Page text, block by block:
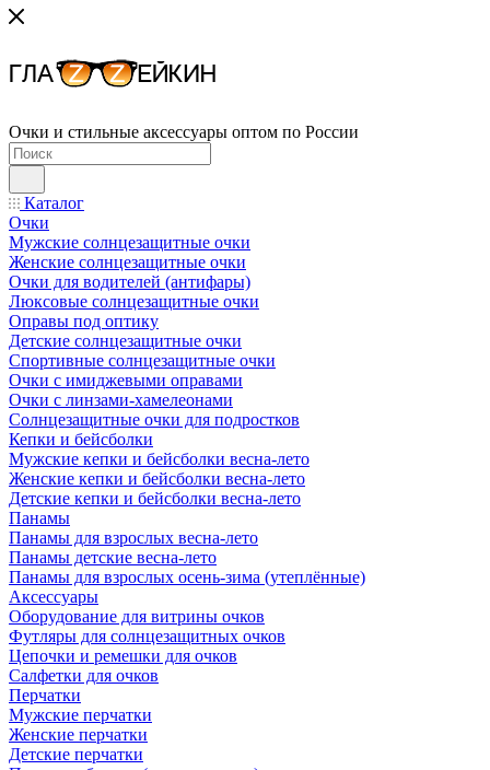
Очки и стильные аксессуары оптом по России
Каталог
Очки
Мужские солнцезащитные очки
Женские солнцезащитные очки
Очки для водителей (антифары)
Люксовые солнцезащитные очки
Оправы под оптику
Детские солнцезащитные очки
Спортивные солнцезащитные очки
Очки с имиджевыми оправами
Очки с линзами-хамелеонами
Солнцезащитные очки для подростков
Кепки и бейсболки
Мужские кепки и бейсболки весна-лето
Женские кепки и бейсболки весна-лето
Детские кепки и бейсболки весна-лето
Панамы
Панамы для взрослых весна-лето
Панамы детские весна-лето
Панамы для взрослых осень-зима (утеплённые)
Аксессуары
Оборудование для витрины очков
Футляры для солнцезащитных очков
Цепочки и ремешки для очков
Салфетки для очков
Перчатки
Мужские перчатки
Женские перчатки
Детские перчатки